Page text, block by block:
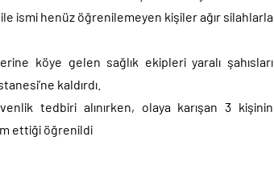
ile ismi henüz öğrenilemeyen kişiler ağır silahlarla
köye gelen sağlık ekipleri yaralı şahısları
kaldırdı.
tedbiri alınırken, olaya karışan 3 kişinin
ettiği öğrenildi